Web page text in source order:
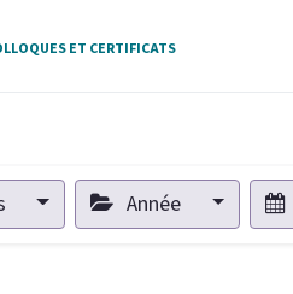
ET CERTIFICATS
Année